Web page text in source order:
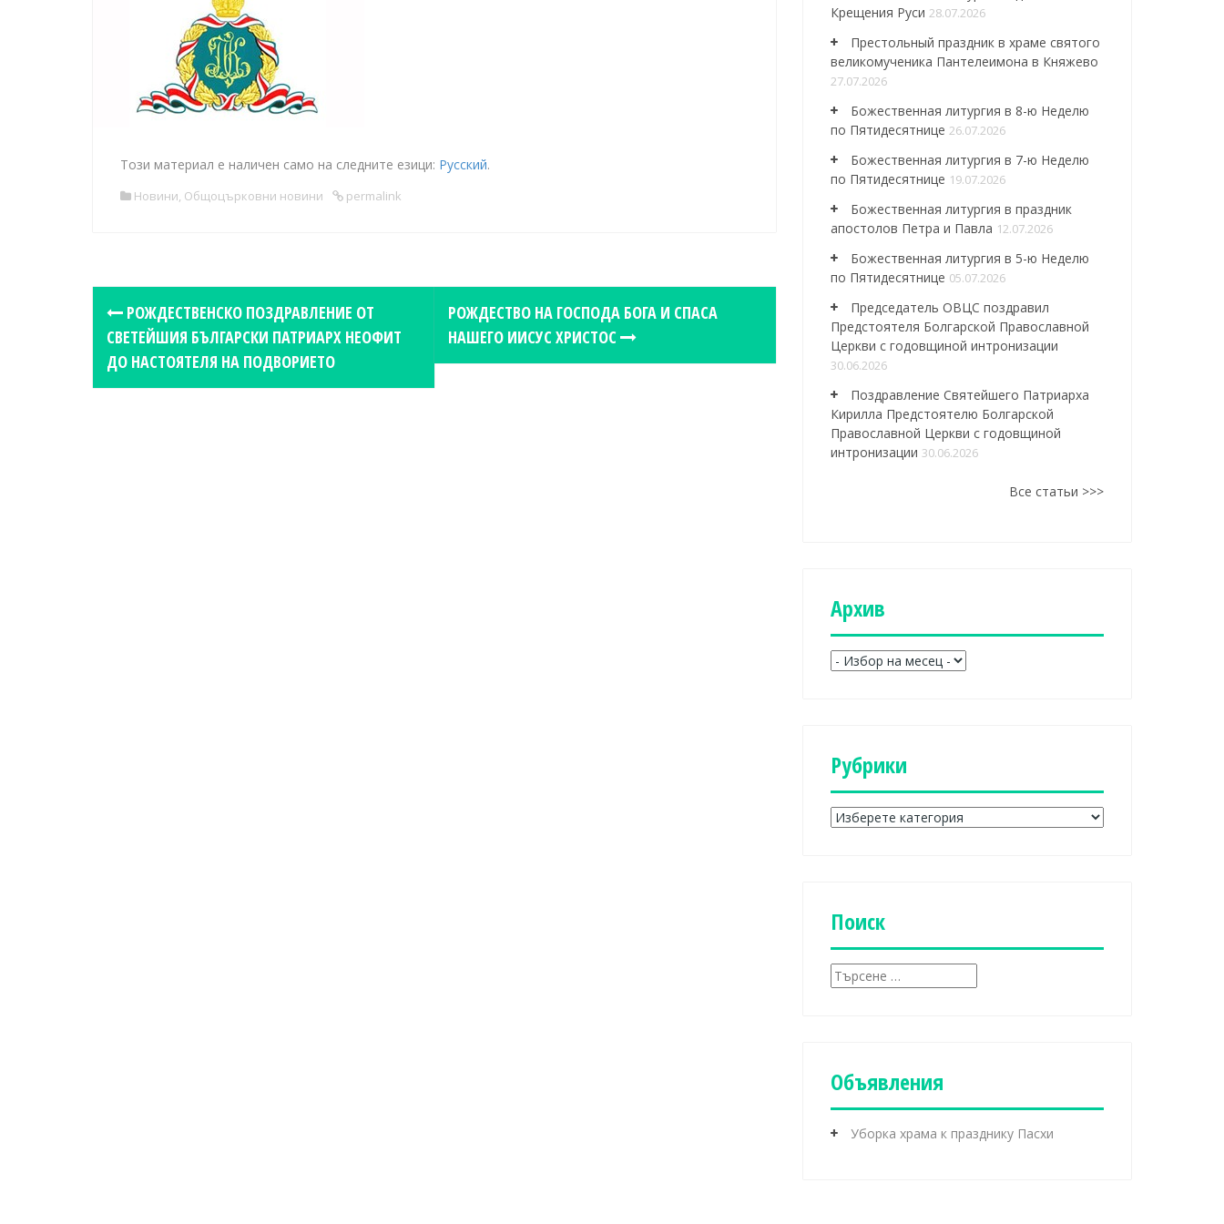
Този материал е наличен само на следните езици: Русский.
Новини, Общоцърковни новини permalink
t
РОЖДЕСТВЕНСКО ПОЗДРАВЛЕНИЕ ОТ
СВЕТЕЙШИЯ БЪЛГАРСКИ ПАТРИАРХ НЕОФИТ
ДО НАСТОЯТЕЛЯ НА ПОДВОРИЕТО
РОЖДЕСТВО НА ГОСПОДА БОГА И СПАСА
НАШЕГО ИИСУС ХРИСТОС
Крещения Руси 28.07.2026
Престольный праздник в храме святого
великомученика Пантелеимона в Княжево
27.07.2026
Божественная литургия в 8-ю Неделю
по Пятидесятнице 26.07.2026
Божественная литургия в 7-ю Неделю
по Пятидесятнице 19.07.2026
Божественная литургия в праздник
апостолов Петра и Павла 12.07.2026
Божественная литургия в 5-ю Неделю
по Пятидесятнице 05.07.2026
Председатель ОВЦС поздравил
Предстоятеля Болгарской Православной
Церкви с годовщиной интронизации
30.06.2026
Поздравление Святейшего Патриарха
Кирилла Предстоятелю Болгарской
Православной Церкви с годовщиной
интронизации 30.06.2026
Все статьи >>>
Aрхив
A
Рубрики
Р
к
иПоиск
Т
ъ
е
з
а
Объявления
Уборка храма к празднику Пасхи